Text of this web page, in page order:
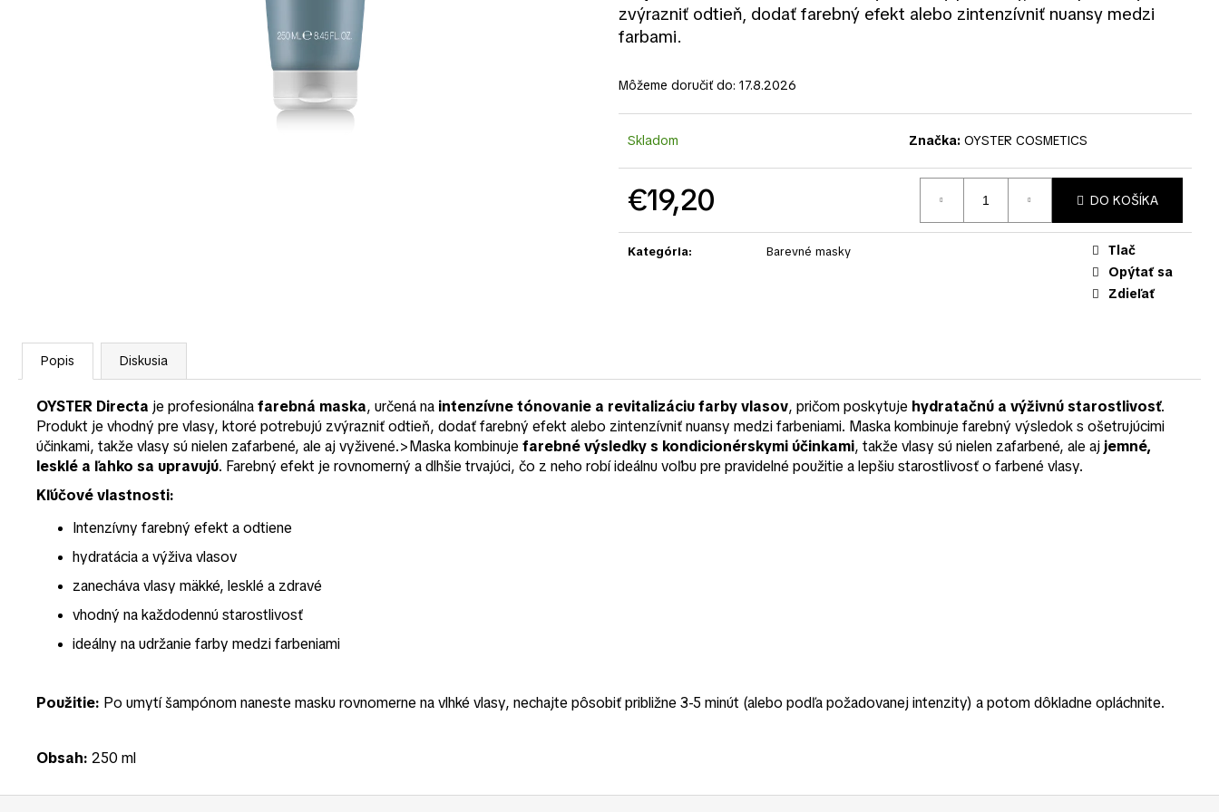
zvýrazniť odtieň, dodať farebný efekt alebo zintenzívniť nuansy medzi
farbami.
Môžeme doručiť do: 17.8.2026
Skladom Značka: OYSTER COSMETICS
€19,20 DO KOŠÍKA
Kategória: Barevné masky
Tlač
Opýtať sa
Zdieľať
Popis Diskusia
OYSTER Directa je profesionálnafarebná maska, určená na intenzívne tónovanie a revitalizáciu farby vlasov, pričom poskytuje hydratačnú a výživnú starostlivosť.
Produkt je vhodný pre vlasy, ktoré potrebujú zvýrazniť odtieň, dodať farebný efekt alebo zintenzívniť nuansy medzi farbeniami. Maska kombinuje farebný výsledok s ošetrujúcimi
účinkami, takže vlasy sú nielen zafarbené, ale aj vyživené.>Maska kombinujefarebné výsledky s kondicionérskymi účinkami, takže vlasy sú nielen zafarbené, ale ajjemné,
lesklé a ľahko sa upravujú. Farebný efekt je rovnomerný a dlhšie trvajúci, čo z neho robí ideálnu voľbu pre pravidelné použitie a lepšiu starostlivosť o farbené vlasy.
Kľúčové vlastnosti:
Intenzívny farebný efekt a odtiene
hydratácia a výživa vlasov
zanecháva vlasy mäkké, lesklé a zdravé
vhodný na každodennú starostlivosť
ideálny na udržanie farby medzi farbeniami
Použitie: Po umytí šampónom naneste masku rovnomerne na vlhké vlasy, nechajte pôsobiť približne 3-5 minút (alebo podľa požadovanej intenzity) a potom dôkladne opláchnite.
Obsah: 250 ml